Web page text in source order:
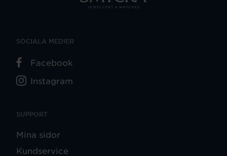
SUPPORT
Mina sidor
Kundservice
SOCIALA MEDIER
Facebook
Instagram